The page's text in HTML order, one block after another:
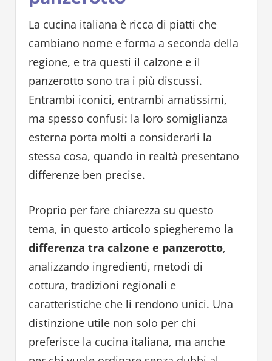
La cucina italiana è ricca di piatti che
cambiano nome e forma a seconda della
regione, e tra questi il calzone e il
panzerotto sono tra i più discussi.
Entrambi iconici, entrambi amatissimi,
ma spesso confusi: la loro somiglianza
esterna porta molti a considerarli la
stessa cosa, quando in realtà presentano
differenze ben precise.
Proprio per fare chiarezza su questo
tema, in questo articolo spiegheremo la
differenza tra calzone e panzerotto,
analizzando ingredienti, metodi di
cottura, tradizioni regionali e
caratteristiche che li rendono unici. Una
distinzione utile non solo per chi
preferisce la cucina italiana, ma anche